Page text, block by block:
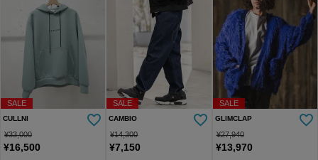
SALE
CULLNI
¥33,000
¥16,500
SALE
CAMBIO
¥14,300
¥7,150
SALE
GLIMCLAP
¥27,940
¥13,970